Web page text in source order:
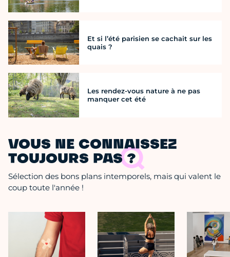
Et si l’été parisien se cachait sur les
quais ?
Les rendez-vous nature à ne pas
manquer cet été
VOUS NE CONNAISSEZ
TOUJOURS PAS ?
Sélection des bons plans intemporels, mais qui valent le
coup toute l'année !